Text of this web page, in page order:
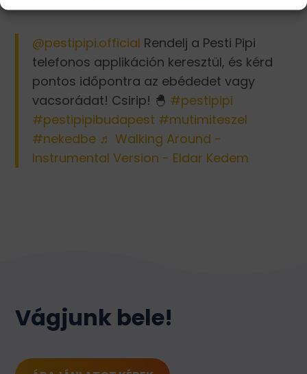
@pestipipi.official Rendelj a Pesti Pipi
telefonos applikáción keresztül, és kérd
pontos időpontra az ebédedet vagy
vacsorádat! Csirip! 🐣 #pestipipi
#pestipipibudapest #mutimiteszel
#nekedbe ♬ Walking Around -
Instrumental Version - Eldar Kedem
Vágjunk bele!